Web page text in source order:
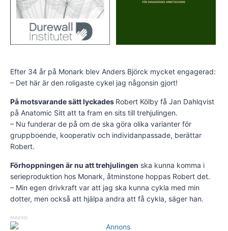
Efter 34 år på Monark blev Anders Björck mycket engagerad:
– Det här är den roligaste cykel jag någonsin gjort!
På motsvarande sätt lyckades Robert Kölby få Jan Dahlqvist
på Anatomic Sitt att ta fram en sits till trehjulingen.
– Nu funderar de på om de ska göra olika varianter för
gruppboende, kooperativ och individanpassade, berättar
Robert.
Förhoppningen är nu att trehjulingen ska kunna komma i
serieproduktion hos Monark, åtminstone hoppas Robert det.
– Min egen drivkraft var att jag ska kunna cykla med min
dotter, men också att hjälpa andra att få cykla, säger han.
ANNONS